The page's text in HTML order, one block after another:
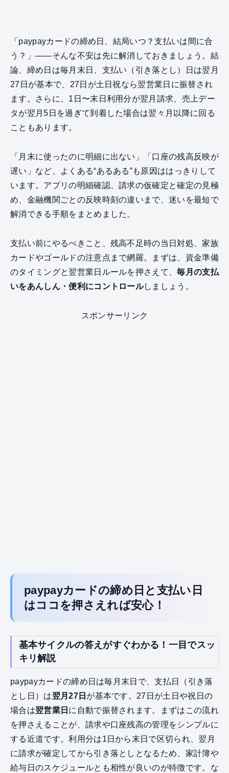
「paypayカードの締め日、結局いつ？支払いは間に合
う？」——そんな不安は先に解消しておきましょう。結
論、締め日は毎月末日、支払い（引き落とし）日は翌月
27日が基本で、27日が土日祝なら翌営業日に振替され
ます。さらに、1日〜末日利用分が翌月請求、売上デー
タが翌月5日を過ぎて到着した場合は翌々月以降に回る
こともあります。
「月末に使ったのに明細に出ない」「口座の残高反映が
遅い」など、よくある“あるある”も原因ははっきりして
います。アプリの明細確認、請求の仮確定と確定の見極
め、金融機関ごとの反映時刻の違いまで、迷いを最短で
解消できる手順をまとめました。
支払い前にやるべきこと、残高不足時の当日対処、家族
カードやゴールドの注意点まで網羅。まずは、資金準備
のタイミングと翌営業日ルールを押さえて、毎月の支払
いをあんしん・便利にコントロールしましょう。
スポンサーリンク
paypayカードの締め日と支払い日
はココを押さえれば安心！
基本サイクルの答えがすぐわかる！一目でスッ
キリ解説
paypayカードの締め日は毎月末日で、支払日（引き落
とし日）は翌月27日 が基本です。27日が土日や祝日の
場合は翌営業日 に自動で振替されます。まずはこの流れ
を押さえることが、請求や口座残高の管理をシンプルに
する近道です。利用分は1日から末日で区切られ、翌月
に請求が確定してから引き落としとなるため、家計簿や
給与日のスケジュールとも相性が良いのが特徴です。な